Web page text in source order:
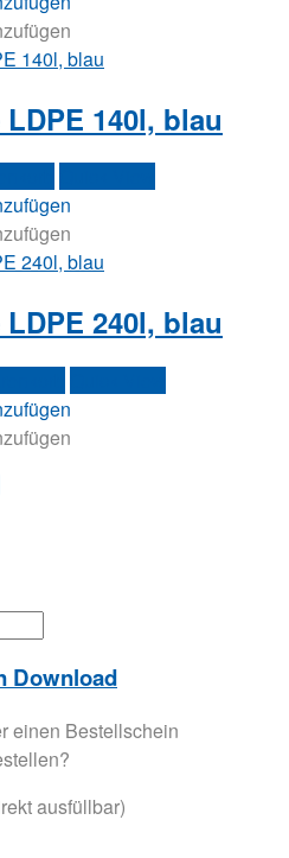
140l, blau
240l, blau
Download
einen Bestellschein
ausfüllbar)